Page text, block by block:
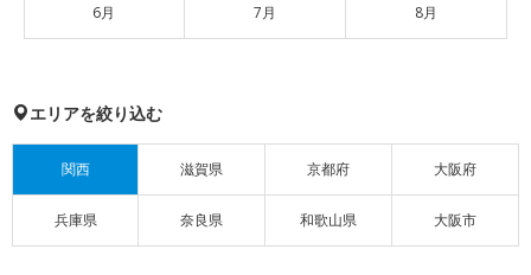
6月 7月 8月
エリアを絞り込む
関西 滋賀県 京都府 大阪府
兵庫県 奈良県 和歌山県 大阪市